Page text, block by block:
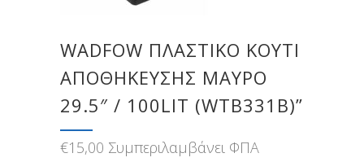
WADFOW ΠΛΑΣΤΙΚΟ ΚΟΥΤΙ
ΑΠΟΘΗΚΕΥΣΗΣ ΜΑΥΡΟ
29.5″ / 100LIT (WTB331B)”
€15,00 Συμπεριλαμβάνει ΦΠΑ